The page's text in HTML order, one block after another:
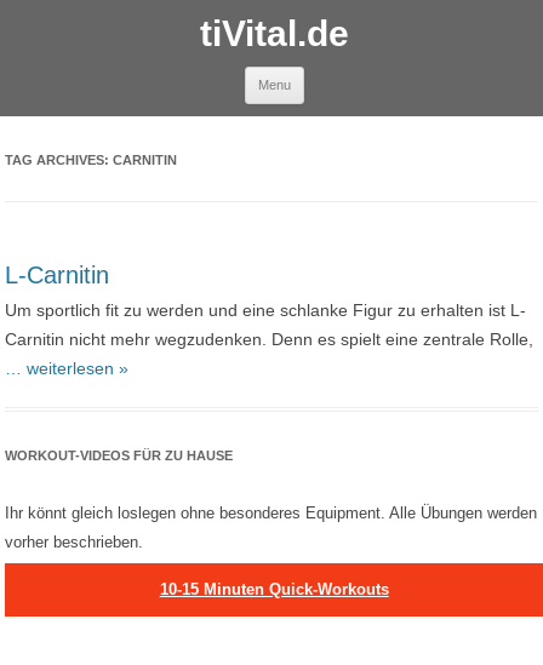
tiVital.de
Menu
TAG ARCHIVES:CARNITIN
L-Carnitin
Um sportlich fit zu werden und eine schlanke Figur zu erhalten ist L-
Carnitin nicht mehr wegzudenken. Denn es spielt eine zentrale Rolle,
… weiterlesen »
WORKOUT-VIDEOS FÜR ZU HAUSE
Ihr könnt gleich loslegen ohne besonderes Equipment. Alle Übungen werden
vorher beschrieben.
10-15 Minuten Quick-Workouts